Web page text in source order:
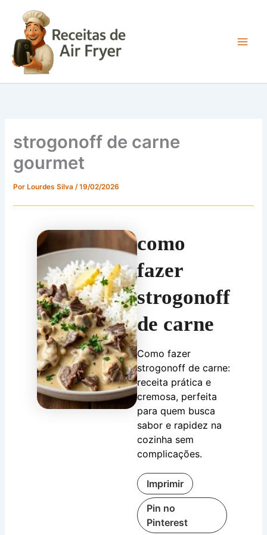
conteúdo
strogonoff de carne
gourmet
Por Lourdes Silva/19/02/2026
como
fazer
strogonoff
de carne
Como fazer
strogonoff de carne:
receita prática e
cremosa, perfeita
para quem busca
sabor e rapidez na
cozinha sem
complicações.
Imprimir
Pin no
Pinterest